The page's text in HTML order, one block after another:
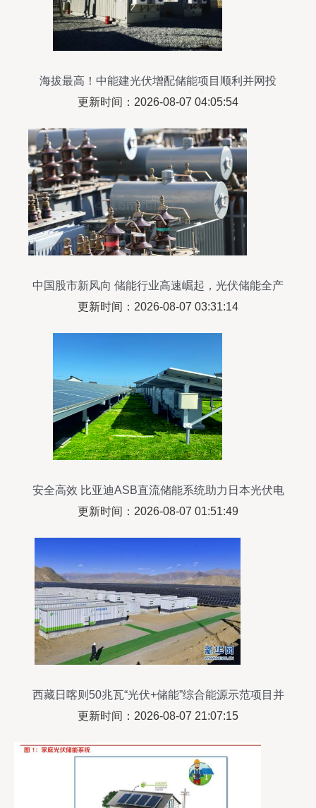
海拔最高！中能建光伏增配储能项目顺利并网投
运，能源转型再添新高地
更新时间：2026-08-07 04:05:54
中国股市新风向 储能行业高速崛起，光伏储能全产
业链龙头全解析
更新时间：2026-08-07 03:31:14
安全高效 比亚迪ASB直流储能系统助力日本光伏电
站扩建
更新时间：2026-08-07 01:51:49
西藏日喀则50兆瓦“光伏+储能”综合能源示范项目并
网发电
更新时间：2026-08-07 21:07:15